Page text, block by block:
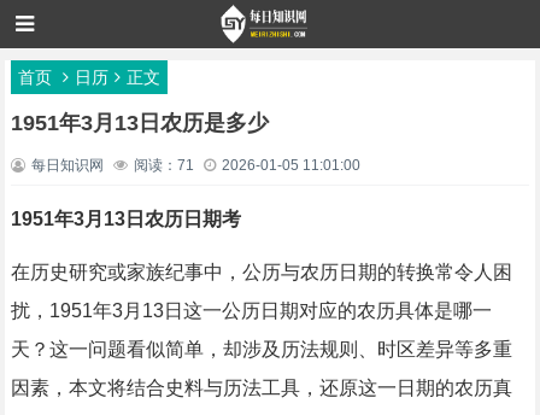
首页 日历 正文
1951年3月13日农历是多少
每日知识网 阅读：71 2026-01-05 11:01:00
1951年3月13日农历日期考
在历史研究或家族纪事中，公历与农历日期的转换常令人困
扰，1951年3月13日这一公历日期对应的农历具体是哪一
天？这一问题看似简单，却涉及历法规则、时区差异等多重
因素，本文将结合史料与历法工具，还原这一日期的农历真